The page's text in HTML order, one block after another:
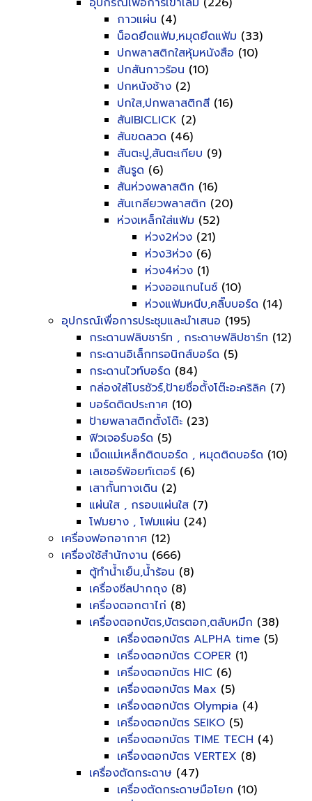
กาวแผ่น (4)
น็อดยึดแฟ้ม,หมุดยึดแฟ้ม (33)
ปกพลาสติกใสหุ้มหนังสือ (10)
ปกสันกาวร้อน (10)
ปกหนังช้าง (2)
ปกใส,ปกพลาสติกสี (16)
สันIBICLICK (2)
สันขดลวด (46)
สันตะปู,สันตะเกียบ (9)
สันรูด (6)
สันห่วงพลาสติก (16)
สันเกลียวพลาสติก (20)
ห่วงเหล็กใส่แฟ้ม (52)
ห่วง2ห่วง (21)
ห่วง3ห่วง (6)
ห่วง4ห่วง (1)
ห่วงออแกนไนซ์ (10)
ห่วงแฟ้มหนีบ,คลิ๊บบอร์ด (14)
อุปกรณ์เพื่อการประชุมและนำเสนอ (195)
กระดานฟลิบชาร์ท , กระดาษฟลิปชาร์ท (12)
กระดานอิเล็กทรอนิกส์บอร์ด (5)
กระดานไวท์บอร์ด (84)
กล่องใส่โบรชัวร์,ป้ายชื่อตั้งโต๊ะอะคริลิค (7)
บอร์ดติดประกาศ (10)
ป้ายพลาสติกตั้งโต๊ะ (23)
ฟิวเจอร์บอร์ด (5)
เม็ดแม่เหล็กติดบอร์ด , หมุดติดบอร์ด (10)
เลเซอร์พ้อยท์เตอร์ (6)
เสากั้นทางเดิน (2)
แผ่นใส , กรอบแผ่นใส (7)
โฟมยาง , โฟมแผ่น (24)
เครื่องฟอกอากาศ (12)
เครื่องใช้สำนักงาน (666)
ตู้ทำน้ำเย็น,น้ำร้อน (8)
เครื่องซีลปากถุง (8)
เครื่องตอกตาไก่ (8)
เครื่องตอกบัตร,บัตรตอก,ตลับหมึก (38)
เครื่องตอกบัตร ALPHA time (5)
เครื่องตอกบัตร COPER (1)
เครื่องตอกบัตร HIC (6)
เครื่องตอกบัตร Max (5)
เครื่องตอกบัตร Olympia (4)
เครื่องตอกบัตร SEIKO (5)
เครื่องตอกบัตร TIME TECH (4)
เครื่องตอกบัตร VERTEX (8)
เครื่องตัดกระดาษ (47)
เครื่องตัดกระดาษมือโยก (10)